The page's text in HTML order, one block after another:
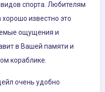
спорта. Любителям
хорошо известно это
ощущения и
в Вашей памяти и
кораблике.
очень удобно